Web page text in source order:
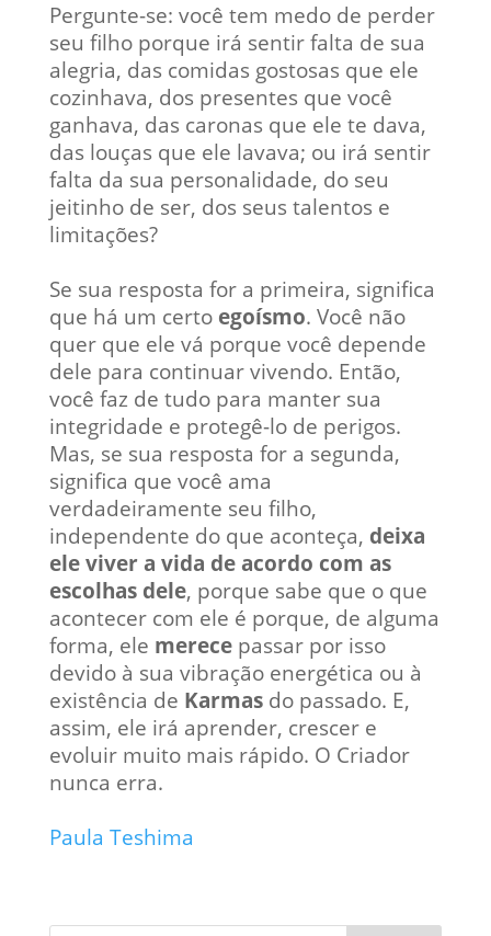
Pergunte-se: você tem medo de perder
seu filho porque irá sentir falta de sua
alegria, das comidas gostosas que ele
cozinhava, dos presentes que você
ganhava, das caronas que ele te dava,
das louças que ele lavava; ou irá sentir
falta da sua personalidade, do seu
jeitinho de ser, dos seus talentos e
limitações?
Se sua resposta for a primeira, significa
que há um certo egoísmo. Você não
quer que ele vá porque você depende
dele para continuar vivendo. Então,
você faz de tudo para manter sua
integridade e protegê-lo de perigos.
Mas, se sua resposta for a segunda,
significa que você ama
verdadeiramente seu filho,
independente do que aconteça, deixa
ele viver a vida de acordo com as
escolhas dele, porque sabe que o que
acontecer com ele é porque, de alguma
forma, ele merecepassar por isso
devido à sua vibração energética ou à
existência de Karmasdo passado. E,
assim, ele irá aprender, crescer e
evoluir muito mais rápido. O Criador
nunca erra.
Paula Teshima